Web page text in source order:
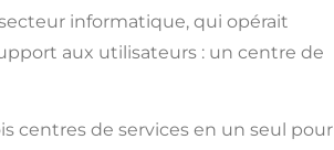
informatique, qui opérait
aux utilisateurs : un centre de
centres de services en un seul pour